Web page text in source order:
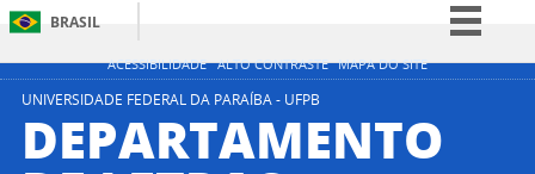
ACESSIBILIDADE ALTO CONTRASTE MAPA DO SITE
BRASIL
Simplifique!
Participe
UNIVERSIDADE FEDERAL DA PARAÍBA - UFPB
DEPARTAMENTO